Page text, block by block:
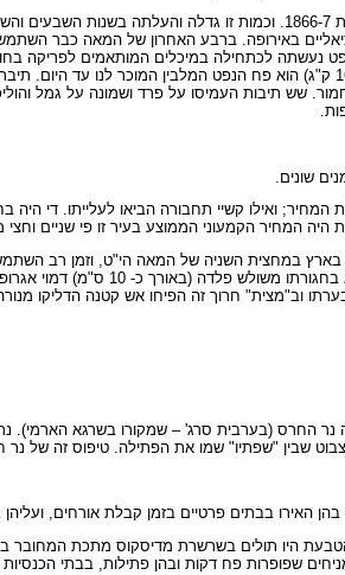
לארץ ישראל התחילו להביא את הנפט המזוקק בכמויות קטנות החל משנת
באירופה. ברבע האחרון של המאה כבר
נעשתה לכתחילה במיכלים המותאמים לפריקה
גבי בהמות משא. מיכל קטן המכיל קרוב ל- 18 ליטר קרוסין (פוד רוסי – 16 ק"ג)
שש תיבות העמיסו על פרד ושמונה על גמל
המחיר; ואילו קשיי תחבורה הביאו לעלייתו. די
היה המחיר הקמעוני הממוצע בעיר זו פי שניים וחצי
בארץ במחצית השניה של המאה הי"ט, וזמן רב
המשיכה להתקיים בין הפלחים
וב"מצית" חרוך זה הפיחו אש קטנה הדליקו
החרס (בערבית סרג' – שמקורו בשרגא הארמי). נר
שבין "שפתיו" שמו את הפתילה. טיפוס זה של
האירו בבתים פרטיים בזמן קבלת אורחים,
היו תולים בשרשרת מדיסקוס מתכת
שפופרות פח דקות ובהן פתילות, בבתי